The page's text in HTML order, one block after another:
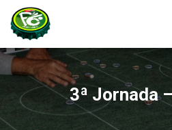
3ª Jornada